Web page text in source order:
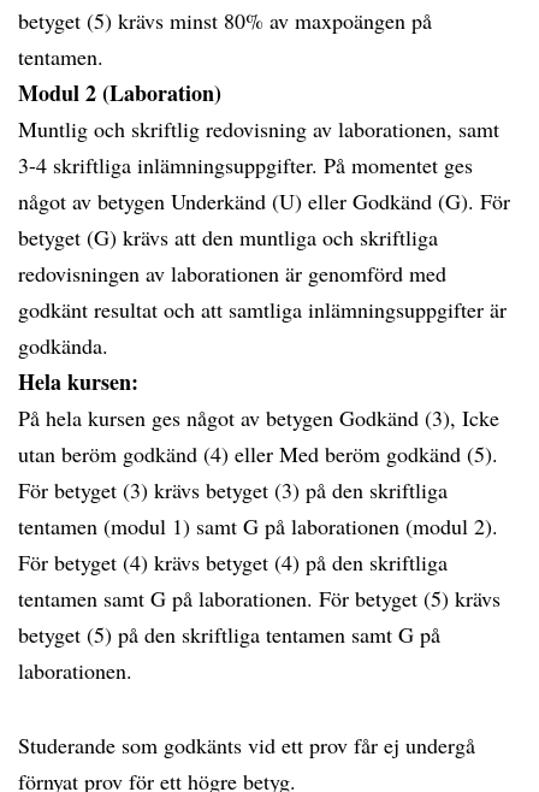
betyget (5) krävs minst 80% av maxpoängen på
tentamen.
Modul 2 (Laboration)
Muntlig och skriftlig redovisning av laborationen, samt
3-4 skriftliga inlämningsuppgifter. På momentet ges
något av betygen Underkänd (U) eller Godkänd (G). För
betyget (G) krävs att den muntliga och skriftliga
redovisningen av laborationen är genomförd med
godkänt resultat och att samtliga inlämningsuppgifter är
godkända.
Hela kursen:
På hela kursen ges något av betygen Godkänd (3), Icke
utan beröm godkänd (4) eller Med beröm godkänd (5).
För betyget (3) krävs betyget (3) på den skriftliga
tentamen (modul 1) samt G på laborationen (modul 2).
För betyget (4) krävs betyget (4) på den skriftliga
tentamen samt G på laborationen. För betyget (5) krävs
betyget (5) på den skriftliga tentamen samt G på
laborationen.
Studerande som godkänts vid ett prov får ej undergå
förnyat prov för ett högre betyg.